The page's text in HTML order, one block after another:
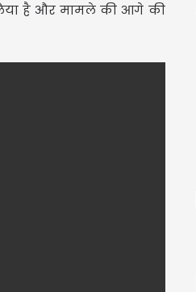
है और मामले की आगे की